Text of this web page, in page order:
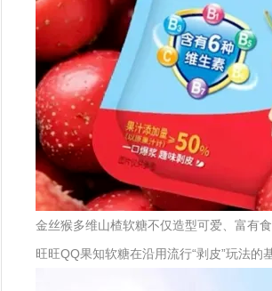
金丝猴多维山楂软糖不仅造型可爱、富有
旺旺QQ果知软糖在沿用流行“剥皮”玩法